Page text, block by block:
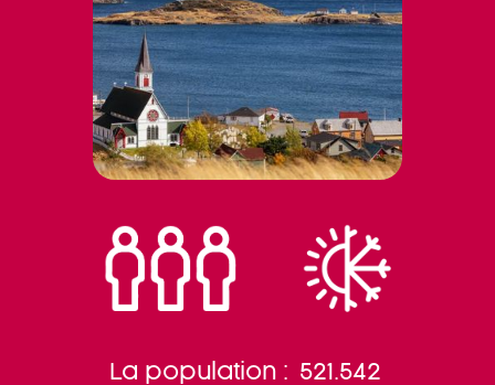
La population : 521.542